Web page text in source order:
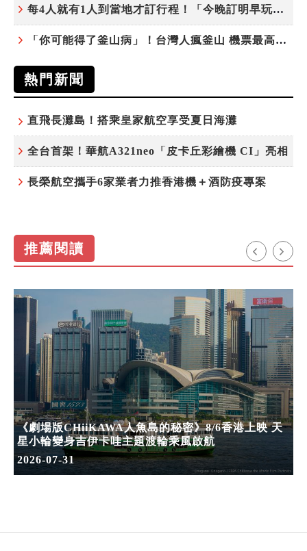
每4人就有1人到當地才訂行程！「今晚訂明早玩」早鳥也享8折優惠 P人、J人同步滿足
「你可能得了釜山病」！台灣人瘋釜山 機票最高現折千元
熱門新聞
直飛長灘島！搭乘皇家航空享受夏日海灘
全台首架！華航A321neo「皮卡丘彩繪機 CI」亮相
長榮航空攜手6家業者力推香港機＋酒防疫專案
推薦閱讀
《劇場版CHiiKAWA人魚島的秘密》8/6香港上映 天
星小輪變身吉伊卡哇主題渡輪乘風啟航
2026-07-31